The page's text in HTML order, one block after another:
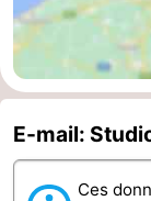
Walcherse
bos
Dishoek
-
Vlissingen
-
Vlaanderen
-
E-mail:
Ces